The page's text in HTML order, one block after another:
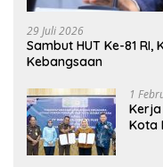
29 Juli 2026
Sambut HUT Ke-81
Kebangsaan
1
Kota